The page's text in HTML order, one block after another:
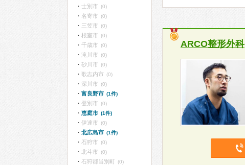
ARCO整形外科
士別市 (0)
名寄市 (0)
三笠市 (0)
根室市 (0)
千歳市 (0)
滝川市 (0)
砂川市 (0)
歌志内市 (0)
深川市 (0)
富良野市 (1件)
登別市 (0)
恵庭市 (1件)
伊達市 (0)
北広島市 (1件)
石狩市 (0)
北斗市 (0)
石狩郡当別町 (0)